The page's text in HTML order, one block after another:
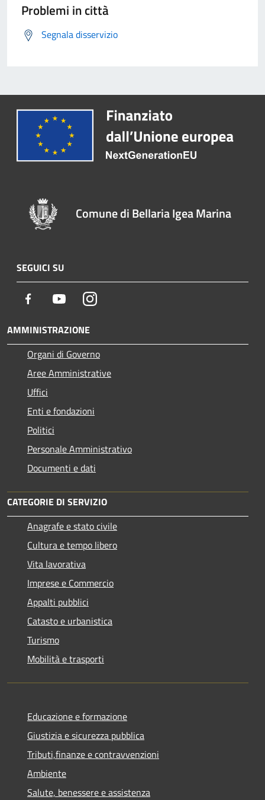
Problemi in città
Segnala disservizio
Comune di Bellaria Igea Marina
SEGUICI SU
Facebook YoutubeInstagram
AMMINISTRAZIONE
Organi di Governo
Aree Amministrative
Uffici
Enti e fondazioni
Politici
Personale Amministrativo
Documenti e dati
CATEGORIE DI SERVIZIO
Anagrafe e stato civile
Cultura e tempo libero
Vita lavorativa
Imprese e Commercio
Appalti pubblici
Catasto e urbanistica
Turismo
Mobilità e trasporti
Educazione e formazione
Giustizia e sicurezza pubblica
Tributi,finanze e contravvenzioni
Ambiente
Salute, benessere e assistenza